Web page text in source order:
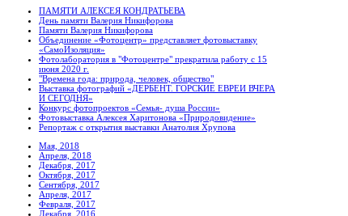
ПАМЯТИ АЛЕКСЕЯ КОНДРАТЬЕВА
День памяти Валерия Никифорова
Памяти Валерия Никифорова
Объединение «Фотоцентр» представляет фотовыставку
«СамоИзоляция»
Фотолаборатория в "Фотоцентре" прекратила работу с 15
июня 2020 г.
"Времена года: природа, человек, общество"
Выставка фотографий «ДЕРБЕНТ. ГОРСКИЕ ЕВРЕИ ВЧЕРА
И СЕГОДНЯ»
Конкурс фотопроектов «Семья- душа России»
Фотовыставка Алексея Харитонова «Природовидение»
Репортаж с открытия выставки Анатолия Хрупова
Мая, 2018
Апреля, 2018
Декабря, 2017
Октября, 2017
Сентября, 2017
Апреля, 2017
Февраля, 2017
Декабря, 2016